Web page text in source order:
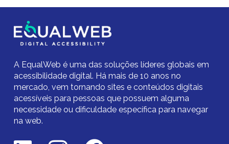
A EqualWeb é uma das soluções líderes globais em
acessibilidade digital. Há mais de 10 anos no
mercado, vem tornando sites e conteúdos digitais
acessíveis para pessoas que possuem alguma
necessidade ou dificuldade específica para navegar
na web.